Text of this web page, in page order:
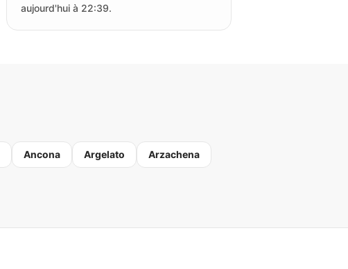
aujourd'hui à 22:39.
Ancona Argelato Arzachena